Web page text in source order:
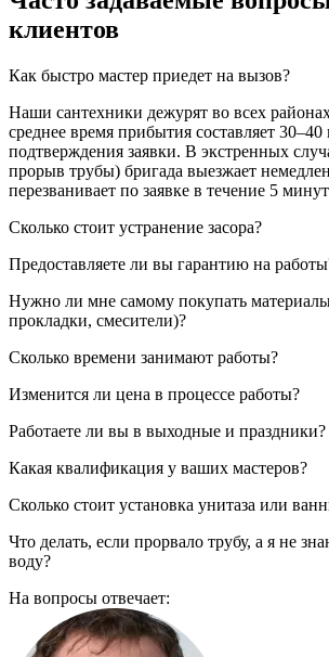
клиентов
Как быстро мастер приедет на вызов?
Наши сантехники дежурят во всех
среднее время прибытия составляет
подтверждения заявки. В экстренных
прорыв трубы) бригада выезжает
перезванивает по заявке в течение 5
Сколько стоит устранение засора?
Предоставляете ли вы гарантию на
Нужно ли мне самому покупать
прокладки, смесители)?
Сколько времени занимают работы?
Изменится ли цена в процессе работы?
Работаете ли вы в выходные и праздники?
Какая квалификация у ваших мастеров?
Сколько стоит установка унитаза или
Что делать, если прорвало трубу, а я не
воду?
На вопросы отвечает: